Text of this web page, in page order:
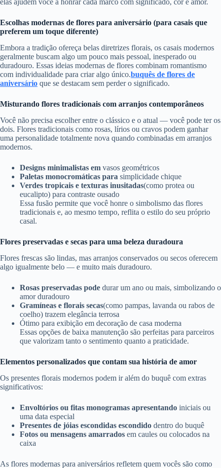
elas ajudem você a honrar cada marco com significado, cor e amor.
Escolhas modernas de flores para aniversário (para casais que
preferem um toque diferente)
Embora a tradição ofereça belas diretrizes florais, os casais modernos
geralmente buscam algo um pouco mais pessoal, inesperado ou
duradouro. Essas ideias modernas de flores combinam romantismo
com individualidade para criar algo único.buquês de flores de
aniversário que se destacam sem perder o significado.
Misturando flores tradicionais com arranjos contemporâneos
Você não precisa escolher entre o clássico e o atual — você pode ter os
dois. Flores tradicionais como rosas, lírios ou cravos podem ganhar
uma personalidade totalmente nova quando combinadas em arranjos
modernos.
Designs minimalistas em vasos geométricos
Paletas monocromáticas para simplicidade chique
Verdes tropicais e texturas inusitadas(como protea ou
eucalipto) para contraste ousado
Essa fusão permite que você honre o simbolismo das flores
tradicionais e, ao mesmo tempo, reflita o estilo do seu próprio
casal.
Flores preservadas e secas para uma beleza duradoura
Flores frescas são lindas, mas arranjos conservados ou secos oferecem
algo igualmente belo — e muito mais duradouro.
Rosas preservadas pode durar um ano ou mais, simbolizando o
amor duradouro
Gramíneas e florais secas(como pampas, lavanda ou rabos de
coelho) trazem elegância terrosa
Ótimo para exibição em decoração de casa moderna
Essas opções de baixa manutenção são perfeitas para parceiros
que valorizam tanto o sentimento quanto a praticidade.
Elementos personalizados que contam sua história de amor
Os presentes florais modernos podem ir além do buquê com extras
significativos:
Envoltórios ou fitas monogramas apresentando iniciais ou
uma data especial
Presentes de jóias escondidas escondido dentro do buquê
Fotos ou mensagens amarrados em caules ou colocados na
caixa
As flores modernas para aniversários refletem quem vocês são como